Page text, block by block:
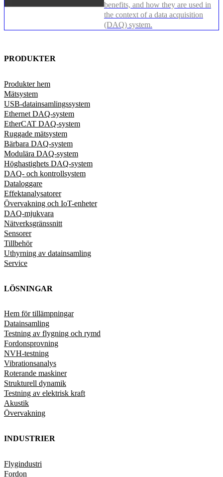
benefits, and how they are used in
the context of a data acquisition
(DAQ) system.
PRODUKTER
Produkter hem
Mätsystem
USB-datainsamlingssystem
Ethernet DAQ-system
EtherCAT DAQ-system
Ruggade mätsystem
Bärbara DAQ-system
Modulära DAQ-system
Höghastighets DAQ-system
DAQ- och kontrollsystem
Dataloggare
Effektanalysatorer
Övervakning och IoT-enheter
DAQ-mjukvara
Nätverksgränssnitt
Sensorer
Tillbehör
Uthyrning av datainsamling
Service
LÖSNINGAR
Hem för tillämpningar
Datainsamling
Testning av flygning och rymd
Fordonsprovning
NVH-testning
Vibrationsanalys
Roterande maskiner
Strukturell dynamik
Testning av elektrisk kraft
Akustik
Övervakning
INDUSTRIER
Flygindustri
Fordon